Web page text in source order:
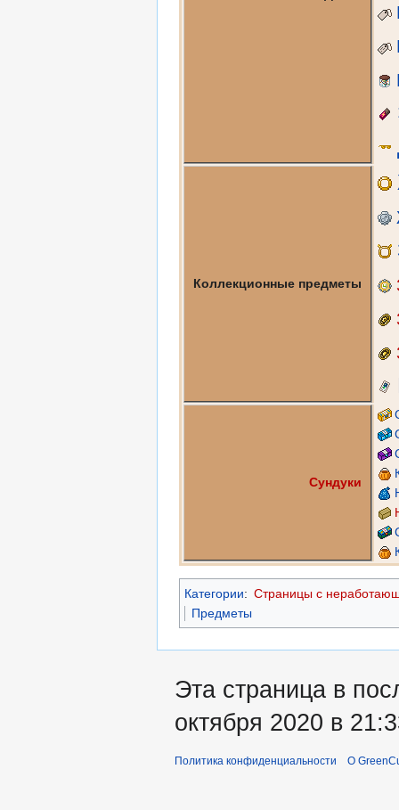
Коллекционные предметы
Сундуки
Категории: Страницы с
Предметы
Эта страница в
октября 2020 в
Политика конфиденциальности О